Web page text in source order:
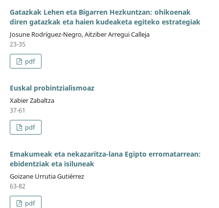
Gatazkak Lehen eta Bigarren Hezkuntzan: ohikoenak
diren gatazkak eta haien kudeaketa egiteko estrategiak
Josune Rodríguez-Negro, Aitziber Arregui Calleja
23-35
pdf
Euskal probintzialismoaz
Xabier Zabaltza
37-61
pdf
Emakumeak eta nekazaritza-lana Egipto erromatarrean:
ebidentziak eta isiluneak
Goizane Urrutia Gutiérrez
63-82
pdf